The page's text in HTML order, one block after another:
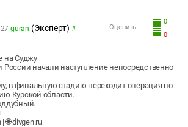
0
0
Оценить:
guran (Эксперт) #
на Суджу
России начали наступление непосредственно
в финальную стадию переходит операция по
Курской области.
divgen.ru